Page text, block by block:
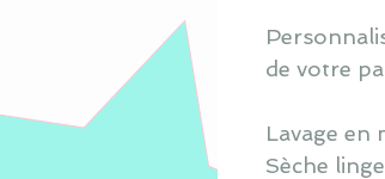
de votre
Lavage en
Sèche